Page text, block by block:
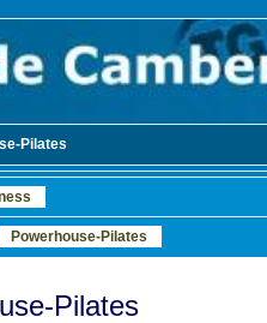
Pilates
Powerhouse-Pilates
Pilates